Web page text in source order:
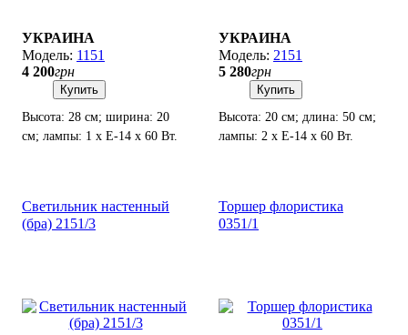
УКРАИНА
1151
4 200грн
Купить
Высота: 28 см; ширина: 20
см; лампы: 1 х Е-14 х 60 Вт.
УКРАИНА
2151
5 280грн
Купить
Высота: 20 см; длина: 50 см;
лампы: 2 х Е-14 х 60 Вт.
Светильник настенный
(бра) 2151/3
Торшер флористика
0351/1